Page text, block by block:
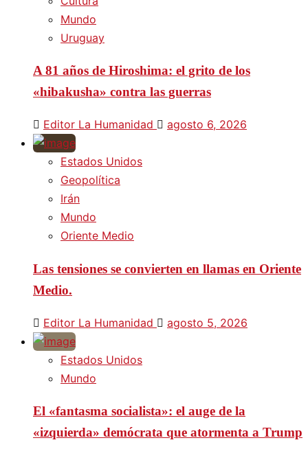
Mundo
Uruguay
A 81 años de Hiroshima: el grito de los
«hibakusha» contra las guerras
Editor La Humanidad agosto 6, 2026
Estados Unidos
Geopolítica
Irán
Mundo
Oriente Medio
Las tensiones se convierten en llamas en Oriente
Medio.
Editor La Humanidad agosto 5, 2026
Estados Unidos
Mundo
El «fantasma socialista»: el auge de la
«izquierda» demócrata que atormenta a Trump